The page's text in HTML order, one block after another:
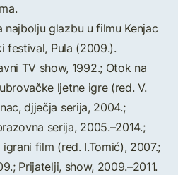
najbolju glazbu u filmu Kenjac
festival, Pula (2009.).
TV show, 1992.; Otok na
ljetne igre (red. V.
djječja serija, 2004.;
serija, 2005.–2014.;
film (red. I.Tomić), 2007.;
Prijatelji, show, 2009.–2011.